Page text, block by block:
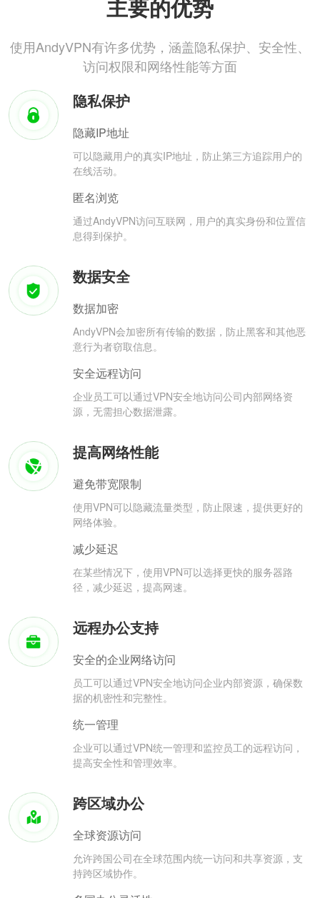
主要的优势
使用AndyVPN有许多优势，涵盖隐私保护、安全性、
访问权限和网络性能等方面
隐私保护
隐藏IP地址
可以隐藏用户的真实IP地址，防止第三方追踪用户的
在线活动。
匿名浏览
通过AndyVPN访问互联网，用户的真实身份和位置信
息得到保护。
数据安全
数据加密
AndyVPN会加密所有传输的数据，防止黑客和其他恶
意行为者窃取信息。
安全远程访问
企业员工可以通过VPN安全地访问公司内部网络资
源，无需担心数据泄露。
提高网络性能
避免带宽限制
使用VPN可以隐藏流量类型，防止限速，提供更好的
网络体验。
减少延迟
在某些情况下，使用VPN可以选择更快的服务器路
径，减少延迟，提高网速。
远程办公支持
安全的企业网络访问
员工可以通过VPN安全地访问企业内部资源，确保数
据的机密性和完整性。
统一管理
企业可以通过VPN统一管理和监控员工的远程访问，
提高安全性和管理效率。
跨区域办公
全球资源访问
允许跨国公司在全球范围内统一访问和共享资源，支
持跨区域协作。